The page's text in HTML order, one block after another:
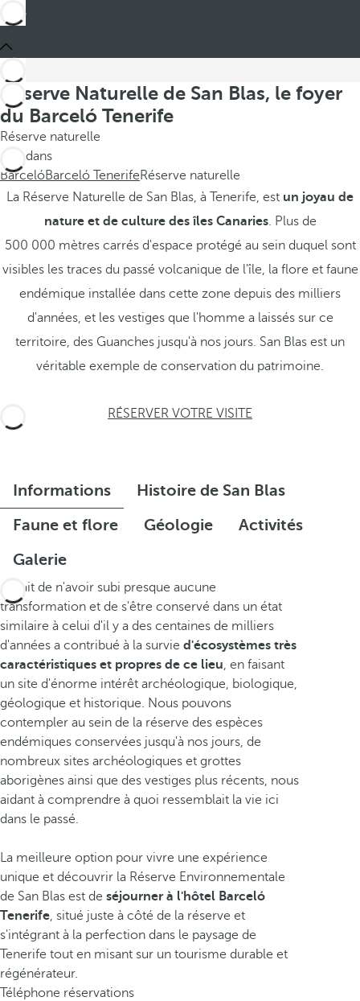
Réserve Naturelle de San Blas, le foyer
du Barceló Tenerife
Réserve naturelle
Ces dans
BarcelóBarceló TenerifeRéserve naturelle
La Réserve Naturelle de San Blas, à Tenerife, est un joyau de
nature et de culture des îles Canaries. Plus de
500 000 mètres carrés d'espace protégé au sein duquel sont
visibles les traces du passé volcanique de l'île, la flore et faune
endémique installée dans cette zone depuis des milliers
d'années, et les vestiges que l'homme a laissés sur ce
territoire, des Guanches jusqu'à nos jours. San Blas est un
véritable exemple de conservation du patrimoine.
RÉSERVER VOTRE VISITE
Informations
Histoire de San Blas
Faune et flore
Géologie
Activités
Galerie
Le fait de n'avoir subi presque aucune
transformation et de s'être conservé dans un état
similaire à celui d'il y a des centaines de milliers
d'années a contribué à la survie d'écosystèmes très
caractéristiques et propres de ce lieu, en faisant
un site d'énorme intérêt archéologique, biologique,
géologique et historique. Nous pouvons
contempler au sein de la réserve des espèces
endémiques conservées jusqu'à nos jours, de
nombreux sites archéologiques et grottes
aborigènes ainsi que des vestiges plus récents, nous
aidant à comprendre à quoi ressemblait la vie ici
dans le passé.
La meilleure option pour vivre une expérience
unique et découvrir la Réserve Environnementale
de San Blas est de séjourner à l'hôtel Barceló
Tenerife, situé juste à côté de la réserve et
s'intégrant à la perfection dans le paysage de
Tenerife tout en misant sur un tourisme durable et
régénérateur.
Téléphone réservations